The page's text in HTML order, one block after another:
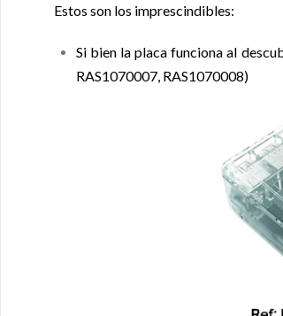
Estos son los imprescindibles:
Si bien la placa funciona al
RAS1070007, RAS1070008)